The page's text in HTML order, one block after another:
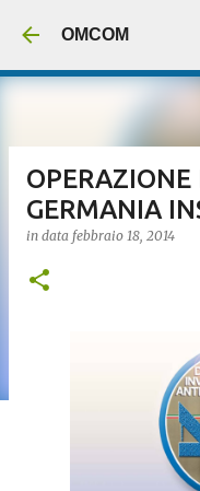
OMCOM
GERMANIA
in data febbraio 18, 2014